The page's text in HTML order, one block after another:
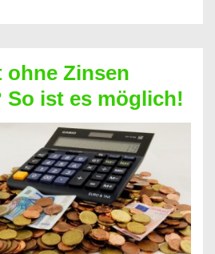
ohne Zinsen
So ist es möglich!